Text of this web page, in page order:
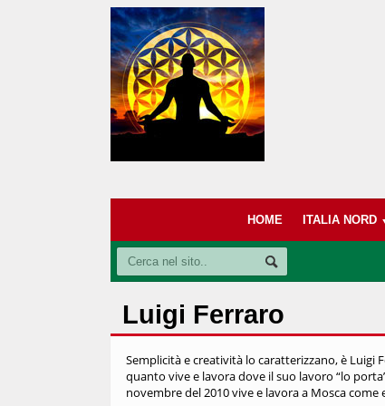
HOME ITALIA NORD
Luigi Ferraro
Semplicità e creatività lo caratterizzano, è Luigi
quanto vive e lavora dove il suo lavoro “lo
novembre del 2010 vive e lavora a Mosca